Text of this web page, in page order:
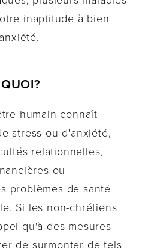
inaptitude à bien
humain connaît
stress ou d'anxiété,
relationnelles,
ou
problèmes de santé
Si les non-chrétiens
qu'à des mesures
de surmonter de tels